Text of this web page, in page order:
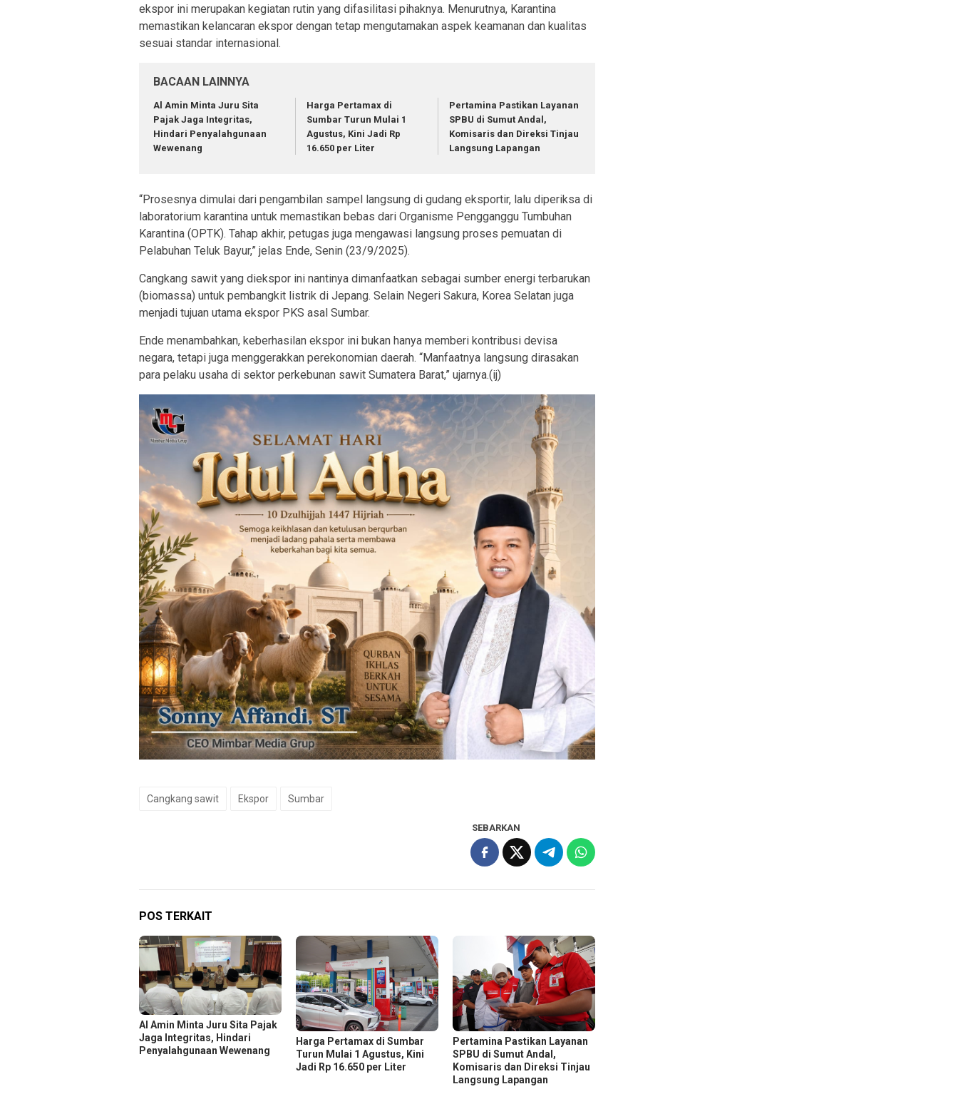
ekspor ini merupakan kegiatan rutin yang difasilitasi pihaknya. Menurutnya, Karantina
memastikan kelancaran ekspor dengan tetap mengutamakan aspek keamanan dan kualitas
sesuai standar internasional.
BACAAN LAINNYA
Al Amin Minta Juru Sita
Pajak Jaga Integritas,
Hindari Penyalahgunaan
Wewenang
Harga Pertamax di
Sumbar Turun Mulai 1
Agustus, Kini Jadi Rp
16.650 per Liter
Pertamina Pastikan Layanan
SPBU di Sumut Andal,
Komisaris dan Direksi Tinjau
Langsung Lapangan
“Prosesnya dimulai dari pengambilan sampel langsung di gudang eksportir, lalu diperiksa di
laboratorium karantina untuk memastikan bebas dari Organisme Pengganggu Tumbuhan
Karantina (OPTK). Tahap akhir, petugas juga mengawasi langsung proses pemuatan di
Pelabuhan Teluk Bayur,” jelas Ende, Senin (23/9/2025).
Cangkang sawit yang diekspor ini nantinya dimanfaatkan sebagai sumber energi terbarukan
(biomassa) untuk pembangkit listrik di Jepang. Selain Negeri Sakura, Korea Selatan juga
menjadi tujuan utama ekspor PKS asal Sumbar.
Ende menambahkan, keberhasilan ekspor ini bukan hanya memberi kontribusi devisa
negara, tetapi juga menggerakkan perekonomian daerah. “Manfaatnya langsung dirasakan
para pelaku usaha di sektor perkebunan sawit Sumatera Barat,” ujarnya.(ij)
Cangkang sawit Ekspor Sumbar
SEBARKAN
POS TERKAIT
Al Amin Minta Juru Sita Pajak
Jaga Integritas, Hindari
Penyalahgunaan Wewenang
Harga Pertamax di Sumbar
Turun Mulai 1 Agustus, Kini
Jadi Rp 16.650 per Liter
Pertamina Pastikan Layanan
SPBU di Sumut Andal,
Komisaris dan Direksi Tinjau
Langsung Lapangan